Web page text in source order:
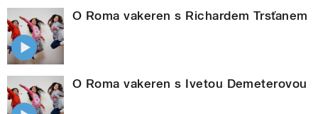
O Roma vakeren s Richardem Trsťanem
O Roma vakeren s Ivetou Demeterovou